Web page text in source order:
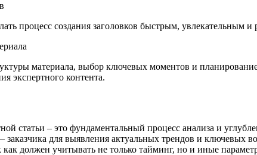
процесс создания заголовков быстрым, увлекательным и
материала, выбор ключевых моментов и
экспертного контента.
статьи – это фундаментальный процесс анализа и
для выявления актуальных трендов и ключевых
должен учитывать не только тайминг, но и иные